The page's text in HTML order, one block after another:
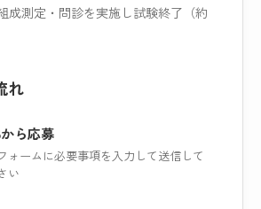
成測定・問診を実施し試験終了（約
れ
ら応募
ォームに必要事項を入力して送信して
い